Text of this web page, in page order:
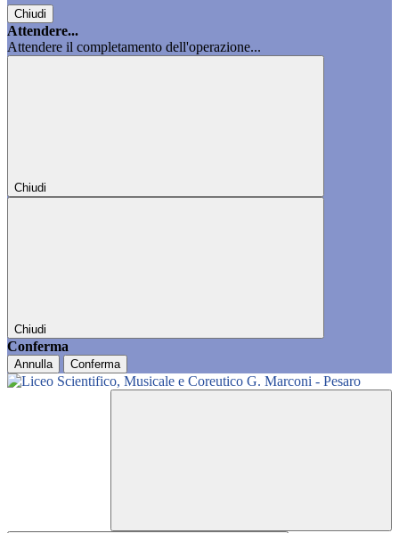
Chiudi
Attendere...
Attendere il completamento dell'operazione...
Chiudi
Chiudi
Conferma
Annulla Conferma